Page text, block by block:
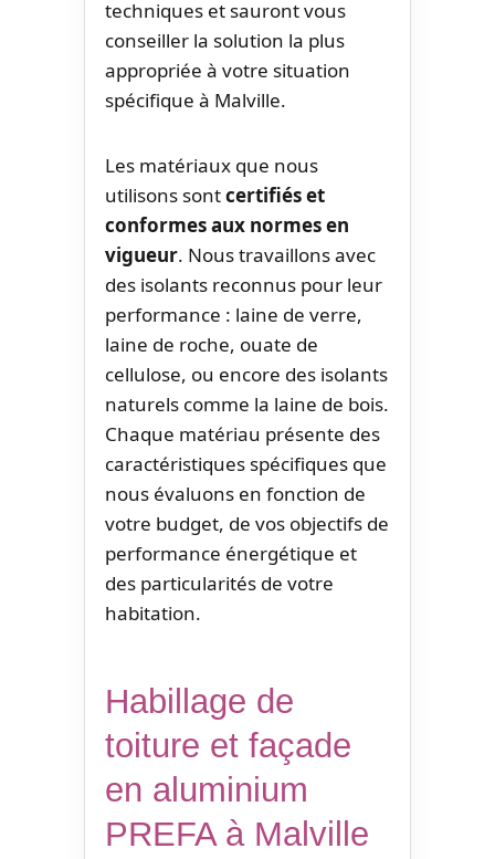
techniques et sauront vous
conseiller la solution la plus
appropriée à votre situation
spécifique à Malville.
Les matériaux que nous
utilisons sontcertifiés et
conformes aux normes en
vigueur. Nous travaillons avec
des isolants reconnus pour leur
performance : laine de verre,
laine de roche, ouate de
cellulose, ou encore des isolants
naturels comme la laine de bois.
Chaque matériau présente des
caractéristiques spécifiques que
nous évaluons en fonction de
votre budget, de vos objectifs de
performance énergétique et
des particularités de votre
habitation.
Habillage de
toiture et façade
en aluminium
PREFA à Malville